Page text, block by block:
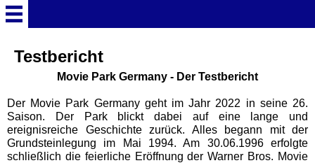
Startseite
Freizeitparks
Testbericht
Movie Park Germany - Der Testbericht
Der Movie Park Germany geht im Jahr 2022 in seine 26.
Saison. Der Park blickt dabei auf eine lange und
ereignisreiche Geschichte zurück. Alles begann mit der
Grundsteinlegung im Mai 1994. Am 30.06.1996 erfolgte
schließlich die feierliche Eröffnung der Warner Bros. Movie